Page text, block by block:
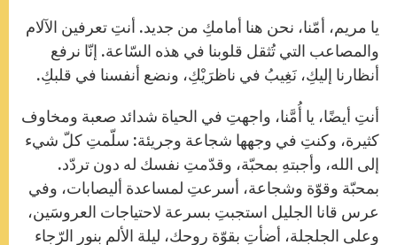
p
p
g
e
r
o
k
r
يا مريم، أمّنا، نحن هنا أمامكِ من جديد. أنتِ تعرفين الآلام
والمصاعب التي تُثقل قلوبنا في هذه السّاعة. إنّا نرفع
أنظارنا إليكِ، نَغِيبُ في ناظرَيْكِ، ونضع أنفسنا في قلبكِ.
أنتِ أيضًا، يا أُمَّنا، واجهتِ في الحياة شدائد صعبة ومخاوف
كثيرة، وكنتِ في وجهها شجاعة وجريئة: سلّمتِ كلّ شيء
إلى الله، وأجبتهِ بمحبّة، وقدّمتِ نفسك له دون تردّد.
بمحبّة وقوّة وشجاعة، أسرعتِ لمساعدة أليصابات، وفي
عرس قانا الجليل استجبتِ بسرعة لاحتياجات العروسَين،
وعلى الجلجلة، أضأتِ بقوّة روحك، ليلة الألم بنور الرّجاء